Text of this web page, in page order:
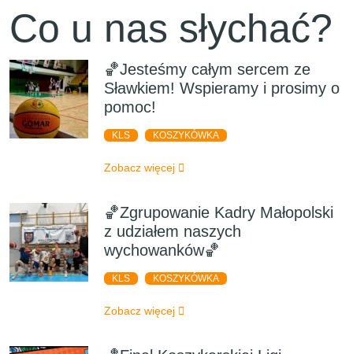
Co u nas słychać?
🏀Jesteśmy całym sercem ze
Sławkiem! Wspieramy i prosimy o
pomoc!
KLS KOSZYKÓWKA
Zobacz więcej
🏀Zgrupowanie Kadry Małopolski
z udziałem naszych
wychowanków🏀
KLS KOSZYKÓWKA
Zobacz więcej